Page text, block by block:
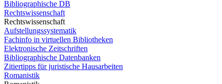
Bibliographische DB
Rechtswissenschaft
Rechtswissenschaft
Aufstellungssystematik
Fachinfo in virtuellen Bibliotheken
Elektronische Zeitschriften
Bibliographische Datenbanken
Zitiertipps für juristische Hausarbeiten
Romanistik